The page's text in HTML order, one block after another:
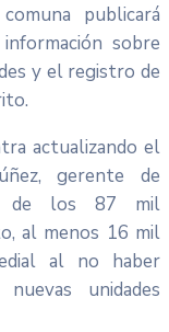
publicará
sobre
y el registro de
actualizando el
gerente de
de los 87 mil
al menos 16 mil
al no haber
unidades